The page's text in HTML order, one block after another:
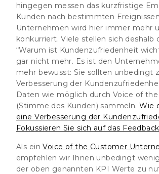
hingegen messen das kurzfristige
Kunden nach bestimmten
Unternehmen wird hier immer mehr
konkurriert. Viele stellen sich deshalb
“Warum ist Kundenzufriedenheit
gar nicht mehr. Es ist den
mehr bewusst: Sie sollten unbedingt
Verbesserung der
Daten wie möglich durch Voice of
(Stimme des Kunden) sammeln.Wie
eine Verbesserung der
Fokussieren Sie sich auf das
Als einVoice of the Customer
empfehlen wir Ihnen unbedingt
der oben genannten KPI Werte zu